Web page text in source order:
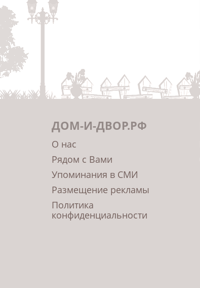
ДОМ-И-ДВОР.РФ
О нас
Рядом с Вами
Упоминания в СМИ
Размещение рекламы
Политика
конфиденциальности